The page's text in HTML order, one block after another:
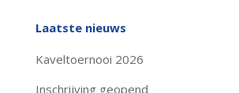
Laatste nieuws
Kaveltoernooi 2026
Inschrijving geopend